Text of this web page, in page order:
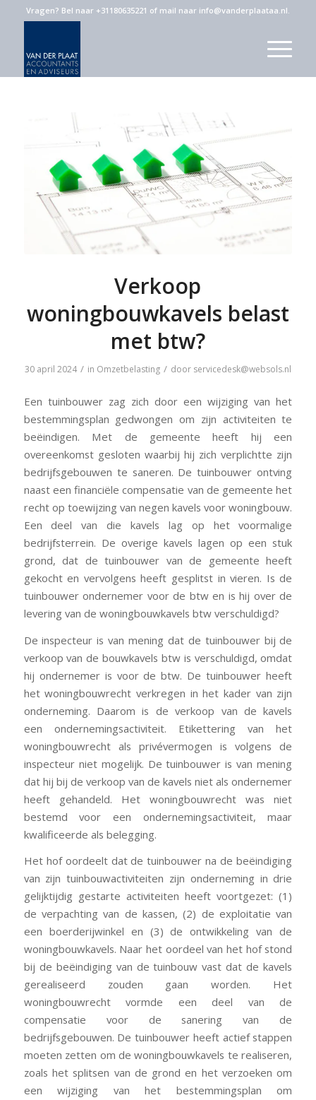
Vragen? Bel naar +31180635221 of mail naar info@vanderplaataa.nl.
Verkoop
woningbouwkavels belast
met btw?
30 april 2024 / in Omzetbelasting / door servicedesk@websols.nl
Een tuinbouwer zag zich door een wijziging van het
bestemmingsplan gedwongen om zijn activiteiten te
beëindigen. Met de gemeente heeft hij een
overeenkomst gesloten waarbij hij zich verplichtte zijn
bedrijfsgebouwen te saneren. De tuinbouwer ontving
naast een financiële compensatie van de gemeente het
recht op toewijzing van negen kavels voor woningbouw.
Een deel van die kavels lag op het voormalige
bedrijfsterrein. De overige kavels lagen op een stuk
grond, dat de tuinbouwer van de gemeente heeft
gekocht en vervolgens heeft gesplitst in vieren. Is de
tuinbouwer ondernemer voor de btw en is hij over de
levering van de woningbouwkavels btw verschuldigd?
De inspecteur is van mening dat de tuinbouwer bij de
verkoop van de bouwkavels btw is verschuldigd, omdat
hij ondernemer is voor de btw. De tuinbouwer heeft
het woningbouwrecht verkregen in het kader van zijn
onderneming. Daarom is de verkoop van de kavels
een ondernemingsactiviteit. Etikettering van het
woningbouwrecht als privévermogen is volgens de
inspecteur niet mogelijk. De tuinbouwer is van mening
dat hij bij de verkoop van de kavels niet als ondernemer
heeft gehandeld. Het woningbouwrecht was niet
bestemd voor een ondernemingsactiviteit, maar
kwalificeerde als belegging.
Het hof oordeelt dat de tuinbouwer na de beëindiging
van zijn tuinbouwactiviteiten zijn onderneming in drie
gelijktijdig gestarte activiteiten heeft voortgezet: (1)
de verpachting van de kassen, (2) de exploitatie van
een boerderijwinkel en (3) de ontwikkeling van de
woningbouwkavels. Naar het oordeel van het hof stond
bij de beëindiging van de tuinbouw vast dat de kavels
gerealiseerd zouden gaan worden. Het
woningbouwrecht vormde een deel van de
compensatie voor de sanering van de
bedrijfsgebouwen. De tuinbouwer heeft actief stappen
moeten zetten om de woningbouwkavels te realiseren,
zoals het splitsen van de grond en het verzoeken om
een wijziging van het bestemmingsplan om